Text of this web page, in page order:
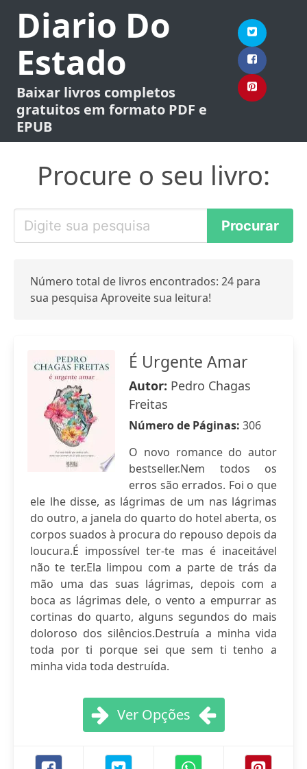
Diario Do
Estado
Baixar livros completos
gratuitos em formato PDF e
EPUB
Procure o seu livro:
Número total de livros encontrados: 24 para
sua pesquisa Aproveite sua leitura!
É Urgente Amar
Autor: Pedro Chagas
Freitas
Número de Páginas: 306
O novo romance do autor
bestseller.Nem todos os
erros são errados. Foi o que
ele lhe disse, as lágrimas de um nas lágrimas
do outro, a janela do quarto do hotel aberta, os
corpos suados à procura do repouso depois da
loucura.É impossível ter-te mas é inaceitável
não te ter.Ela limpou com a parte de trás da
mão uma das suas lágrimas, depois com a
boca as lágrimas dele, o vento a empurrar as
cortinas do quarto, alguns segundos do mais
doloroso dos silêncios.Destruía a minha vida
toda por ti porque sei que sem ti tenho a
minha vida toda destruída.
Ver Opções